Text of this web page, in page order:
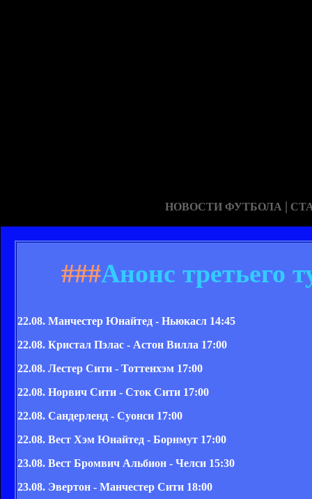
НОВОСТИ ФУТБОЛА |
###Анонс третьего
22.08. Манчестер Юнайтед - Ньюкасл 14:45
22.08. Кристал Пэлас - Астон Вилла 17:00
22.08. Лестер Сити - Тоттенхэм 17:00
22.08. Норвич Сити - Сток Сити 17:00
22.08. Сандерленд - Суонси 17:00
22.08. Вест Хэм Юнайтед - Борнмут 17:00
23.08. Вест Бромвич Альбион - Челси 15:30
23.08. Эвертон - Манчестер Сити 18:00